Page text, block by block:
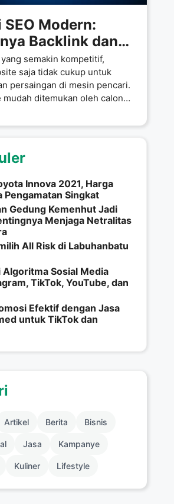
Modern:
Backlink dan
Menggunakan
untuk
Peringkat
semakin kompetitif,
saja tidak cukup untuk
persaingan di mesin pencari.
ditemukan oleh calon
Innova 2021, Harga
Pengamatan Singkat
Gedung Kemenhut Jadi
Menjaga Netralitas
All Risk di Labuhanbatu
Algoritma Sosial Media
TikTok, YouTube, dan
Efektif dengan Jasa
untuk TikTok dan
Artikel Berita Bisnis
Jasa Kampanye
Kuliner Lifestyle